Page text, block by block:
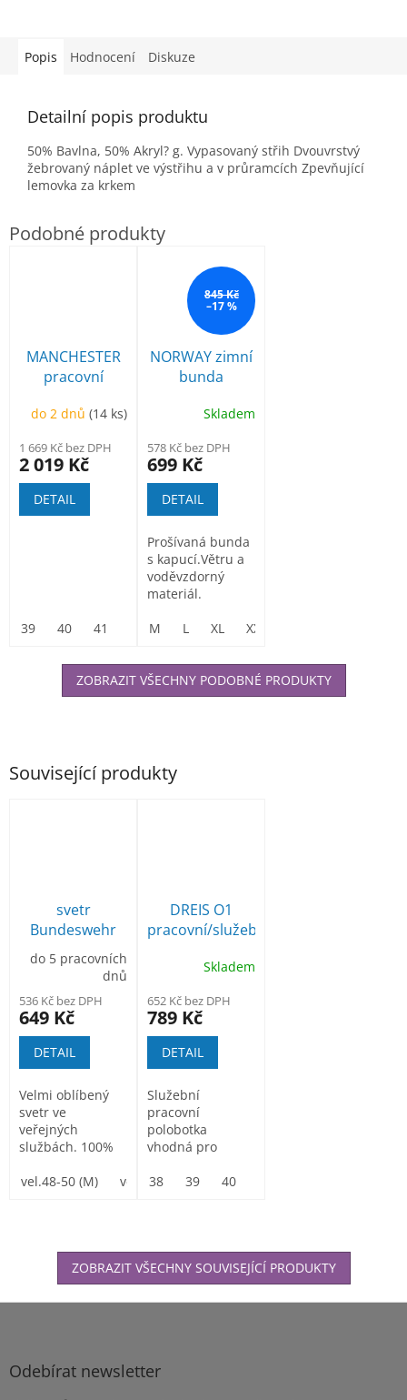
Související produkty
svetr
Bundeswehr
pletený s
nárameníky
do 5 pracovních
dnů
536 Kč bez DPH
649 Kč
DETAIL
Velmi oblíbený
svetr ve
veřejných
službách. 100%
záplatované lokty
vel.48-50 (M) vel.52-54 (L) vel.56-58 (XL)
DREIS O1
pracovní/služební
Skladem
652 Kč bez DPH
789 Kč
DETAIL
Služební
pracovní
polobotka
vhodná pro
použití při
38 39 40
ZOBRAZIT VŠECHNY SOUVISEJÍCÍ PRODUKTY
Popis Hodnocení Diskuze
Detailní popis produktu
50% Bavlna, 50% Akryl? g. Vypasovaný střih Dvouvrstvý
žebrovaný náplet ve výstřihu a v průramcích Zpevňující
lemovka za krkem
MANCHESTER
pracovní
do 2 dnů(14 ks)
1 669 Kč bez DPH
2 019 Kč
DETAIL
39 40 41 44 45
845 Kč
–17 %
NORWAY zimní
bunda
Skladem
578 Kč bez DPH
699 Kč
DETAIL
Prošívaná bunda
s kapucí.Větru a
voděvzdorný
materiál.
M
L XL XXL
ZOBRAZIT VŠECHNY PODOBNÉ PRODUKTY
Z
Odebírat newsletter